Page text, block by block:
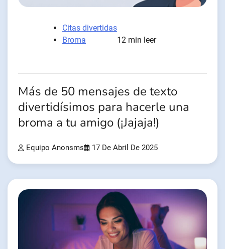
Citas divertidas
Broma
12 min leer
Más de 50 mensajes de texto
divertidísimos para hacerle una
broma a tu amigo (¡Jajaja!)
Equipo Anonsms 17 De Abril De 2025